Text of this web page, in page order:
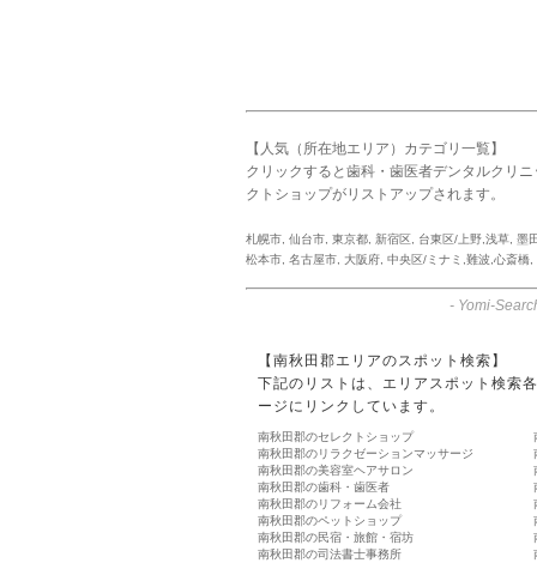
【人気（所在地エリア）カテゴリ一覧】
クリックすると歯科・歯医者デンタルクリ
クトショップがリストアップされます。
札幌市 仙台市 東京都 新宿区 台東区/上野,浅草 墨
松本市 名古屋市 大阪府 中央区/ミナミ,難波,心斎橋
- Yomi-
【南秋田郡エリアのスポット検索】
下記のリストは、エリアスポット検索
ージにリンクしています。
南秋田郡のセレクトショップ
南秋田郡のリラクゼーションマッサージ
南秋田郡の美容室ヘアサロン
南秋田郡の歯科・歯医者
南秋田郡のリフォーム会社
南秋田郡のペットショップ
南秋田郡の民宿・旅館・宿坊
南秋田郡の司法書士事務所